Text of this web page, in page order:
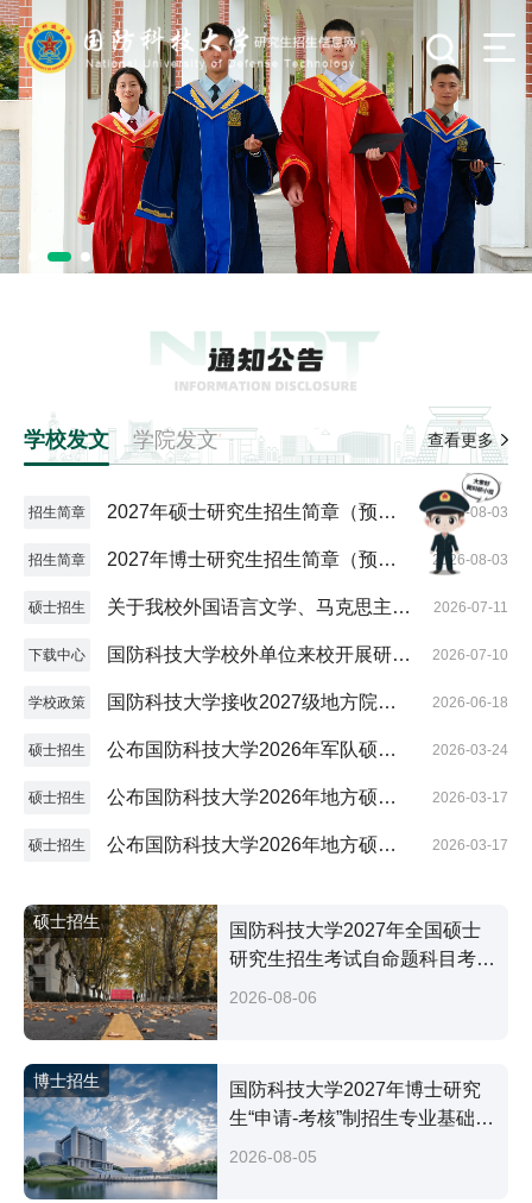
学校发文 学院发文 查看更多
招生简章
2027年硕士研究生招生简章（预发
2026-08-03
招生简章
2027年博士研究生招生简章（预发
版）
2026-08-03
硕士招生
关于我校外国语言文学、马克思主义
理论学科招收参军入伍研究生的通知
2026-07-11
下载中心
国防科技大学校外单位来校开展研究
生招生宣传活动申请表
2026-07-10
学校政策
国防科技大学接收2027级地方院校
推荐免试硕士研究生（含直博生、参
2026-06-18
硕士招生
公布国防科技大学2026年军队硕士
研究生复试分数控制线及招生复试工
2026-03-24
硕士招生
公布国防科技大学2026年地方硕士
研究生全国招考复试分数控制线
2026-03-17
硕士招生
公布国防科技大学2026年地方硕士
2026-03-17
硕士招生
国防科技大学2027年全国硕士
研究生招生考试自命题科目考试
大纲
2026-08-06
博士招生
国防科技大学2027年博士研究
生“申请-考核”制招生专业基础笔
试考试大纲
2026-08-05